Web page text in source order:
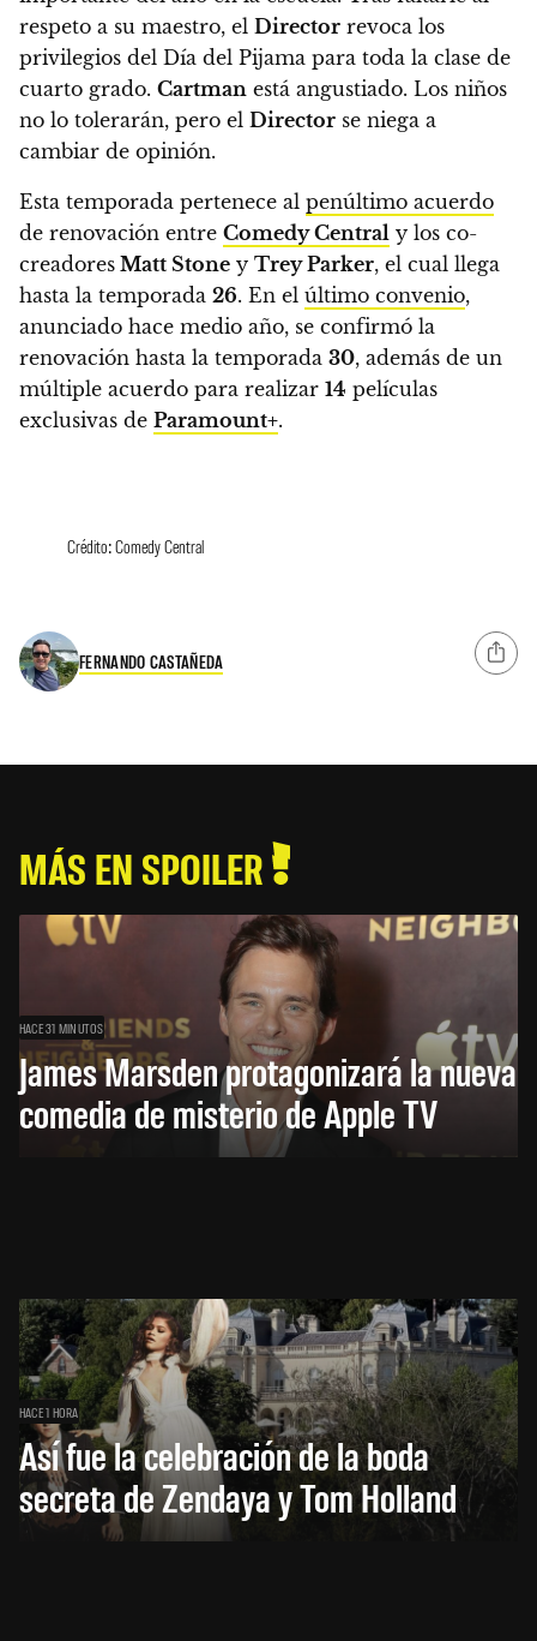
respeto a su maestro, el Director revoca los
privilegios del Día del Pijama para toda la clase de
cuarto grado. Cartman está angustiado. Los niños
no lo tolerarán, pero el Director se niega a
cambiar de opinión.
Esta temporada pertenece al penúltimo acuerdo
de renovación entre Comedy Central y los co-
creadores Matt Stone y Trey Parker, el cual llega
hasta la temporada 26. En el último convenio,
anunciado hace medio año, se confirmó la
renovación hasta la temporada 30, además de un
múltiple acuerdo para realizar 14 películas
exclusivas de Paramount+.
Crédito: Comedy Central
FERNANDO CASTAÑEDA
MÁS EN SPOILER
HACE 31 MINUTOS
James Marsden protagonizará la nueva
comedia de misterio de Apple TV
HACE 1 HORA
Así fue la celebración de la boda
secreta de Zendaya y Tom Holland